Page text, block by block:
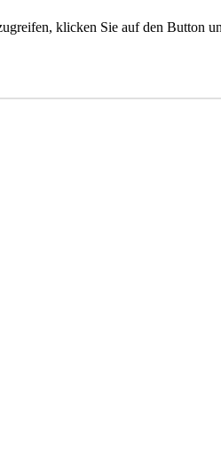
klicken Sie auf den Button